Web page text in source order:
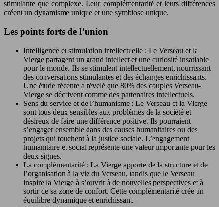
stimulante que complexe. Leur complémentarité et leurs différences
créent un dynamisme unique et une symbiose unique.
Les points forts de l’union
Intelligence et stimulation intellectuelle : Le Verseau et la
Vierge partagent un grand intellect et une curiosité insatiable
pour le monde. Ils se stimulent intellectuellement, nourrissant
des conversations stimulantes et des échanges enrichissants.
Une étude récente a révélé que 80% des couples Verseau-
Vierge se décrivent comme des partenaires intellectuels.
Sens du service et de l’humanisme : Le Verseau et la Vierge
sont tous deux sensibles aux problèmes de la société et
désireux de faire une différence positive. Ils pourraient
s’engager ensemble dans des causes humanitaires ou des
projets qui touchent à la justice sociale. L’engagement
humanitaire et social représente une valeur importante pour les
deux signes.
La complémentarité : La Vierge apporte de la structure et de
l’organisation à la vie du Verseau, tandis que le Verseau
inspire la Vierge à s’ouvrir à de nouvelles perspectives et à
sortir de sa zone de confort. Cette complémentarité crée un
équilibre dynamique et enrichissant.